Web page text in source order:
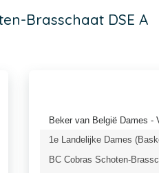
Brasschaat DSE A
Beker van België Dames -
1e Landelijke Dames
BC Cobras Schoten-